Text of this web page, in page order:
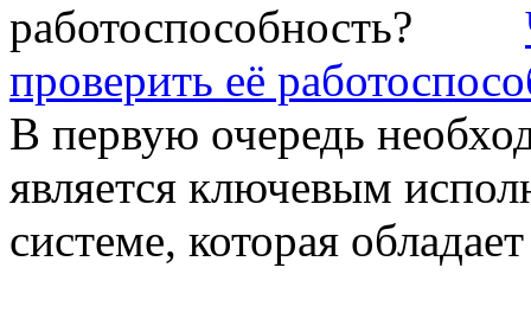
проверить её
В первую очередь
является ключевым
системе, которая